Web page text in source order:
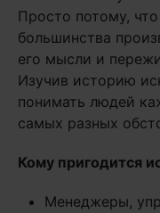
Просто потому,
большинства
его мысли и
Изучив историю
понимать людей
самых разных
Кому пригодится
Менеджеры,